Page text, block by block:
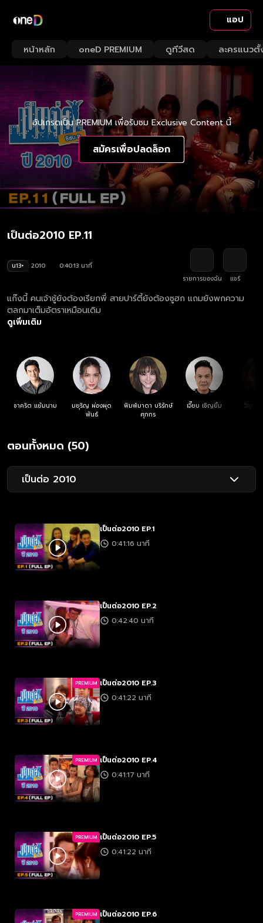
แอป
หน้าหลัก oneD PREMIUM ดูทีวีสด ละครแนวตั้
อัปเกรดเป็น PREMIUM เพื่อรับชม Exclusive Content นี้
สมัครเพื่อปลดล็อก
เป็นต่อ2010 EP.11
น13+ 2010
0:40:13 นาที
รายการของฉัน
แชร์
แก๊งนี้ คนเจ้าชู้ยังต้องเรียกพี่ สายปาร์ตี้ยังต้องซูฮก แถมยังพกความ
ตลกมาเต็มอัตราเหมือนเดิม
ดูเพิ่มเติม
ชาคริต แย้มนาม
มยุริญ ผ่องผุด
พันธ์
พิมพ์มาดา บริรักษ์
ศุภกร
เจี๊ยบ เชิญยิ้ม วิชุดา
ตอนทั้งหมด (50)
เป็นต่อ 2010
เป็นต่อ2010 EP.1
0:41:16 นาที
เป็นต่อ2010 EP.2
0:42:40 นาที
PREMIUM เป็นต่อ2010 EP.3
0:41:22 นาที
PREMIUM เป็นต่อ2010 EP.4
0:41:17 นาที
PREMIUM เป็นต่อ2010 EP.5
0:41:22 นาที
PREMIUM เป็นต่อ2010 EP.6